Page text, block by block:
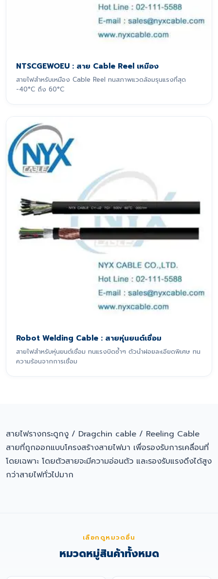
NTSCGEWOEU : สาย Cable Reel เหมือง
สายไฟสำหรับเหมือง Cable Reel ทนสภาพแวดล้อมรุนแรงที่สุด
-40°C ถึง 60°C
Robot Welding Cable : สายหุ่นยนต์เชื่อม
สายไฟสำหรับหุ่นยนต์เชื่อม ทนแรงบิดซ้ำๆ ตัวนำฝอยละเอียดพิเศษ ทน
ความร้อนจากการเชื่อม
สายไฟรางกระดูกงู / Dragchin cable / Reeling Cable
สายที่ถูกออกแบบโครงสร้างสายไฟมา เพื่อรองรับการเคลื่อนที่
โดยเฉพาะ โดยตัวสายจะมีความอ่อนตัว และรองรับแรงดึงได้สูง
กว่าสายไฟทั่วไปมาก
เลือกดูหมวดอื่น
หมวดหมู่สินค้าทั้งหมด